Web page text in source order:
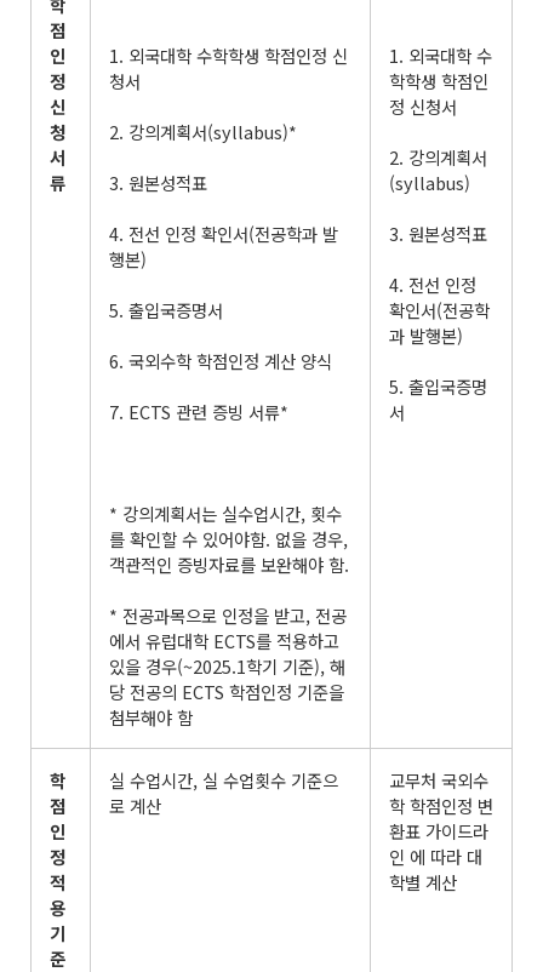
점
인
정
신
청
서
류
1. 외국대학 수학학생 학점인정 신
청서
2. 강의계획서(syllabus)*
3. 원본성적표
4. 전선 인정 확인서(전공학과 발
행본)
5. 출입국증명서
6. 국외수학 학점인정 계산 양식
7. ECTS 관련 증빙 서류*
* 강의계획서는 실수업시간, 횟수
를 확인할 수 있어야함. 없을 경우,
객관적인 증빙자료를 보완해야 함.
* 전공과목으로 인정을 받고, 전공
에서 유럽대학 ECTS를 적용하고
있을 경우(~2025.1학기 기준), 해
당 전공의 ECTS 학점인정 기준을
첨부해야 함
1. 외국대학 수
학학생 학점인
정 신청서
2. 강의계획서
(syllabus)
3. 원본성적표
4. 전선 인정
확인서(전공학
과 발행본)
5. 출입국증명
서
학
점
인
정
적
용
기
준
실 수업시간, 실 수업횟수 기준으
로 계산
교무처 국외수
학 학점인정 변
환표 가이드라
인 에 따라 대
학별 계산